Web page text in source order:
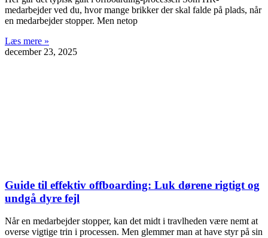
medarbejder ved du, hvor mange brikker der skal falde på plads, når
en medarbejder stopper. Men netop
Læs mere »
december 23, 2025
Guide til effektiv offboarding: Luk dørene rigtigt og
undgå dyre fejl
Når en medarbejder stopper, kan det midt i travlheden være nemt at
overse vigtige trin i processen. Men glemmer man at have styr på sin